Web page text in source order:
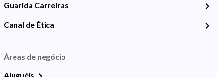
Guarida Carreiras
Canal de Ética
Áreas de negócio
Aluguéis